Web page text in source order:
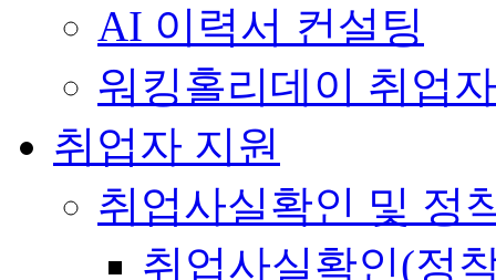
AI 이력서 컨설팅
워킹홀리데이 취업
취업자 지원
취업사실확인 및 정
취업사실확인(정